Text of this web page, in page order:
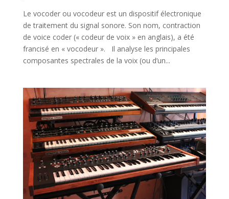
Le vocoder ou vocodeur est un dispositif électronique
de traitement du signal sonore. Son nom, contraction
de voice coder (« codeur de voix » en anglais), a été
francisé en « vocodeur ». Il analyse les principales
composantes spectrales de la voix (ou d’un...